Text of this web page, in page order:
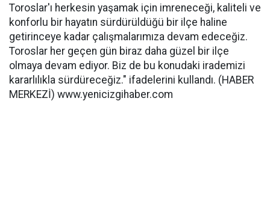
Toroslar'ı herkesin yaşamak için imreneceği, kaliteli ve
konforlu bir hayatın sürdürüldüğü bir ilçe haline
getirinceye kadar çalışmalarımıza devam edeceğiz.
Toroslar her geçen gün biraz daha güzel bir ilçe
olmaya devam ediyor. Biz de bu konudaki irademizi
kararlılıkla sürdüreceğiz." ifadelerini kullandı. (HABER
MERKEZİ) www.yenicizgihaber.com